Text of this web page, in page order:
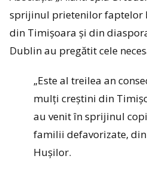
sprijinul prietenilor faptelor
din Timișoara și din
Dublin au pregătit cele
„Este al treilea an
mulți creștini din
au venit în sprijinul
familii defavorizate,
Hușilor.